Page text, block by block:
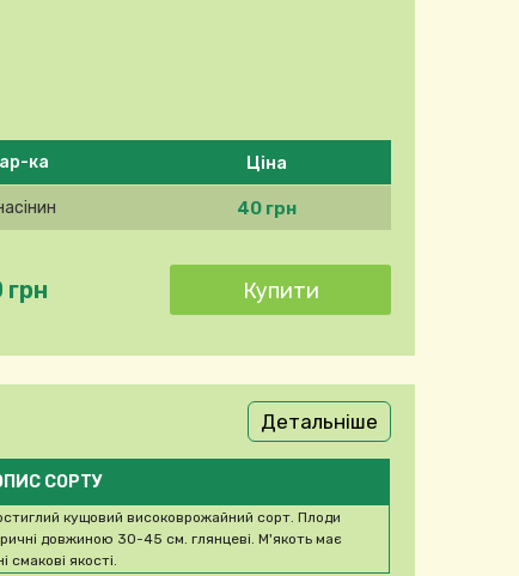
ка Ціна
40 грн
грн
Детальніше
СОРТУ
кущовий високоврожайний сорт. Плоди
довжиною 30-45 см. глянцеві. М'якоть має
смакові якості.